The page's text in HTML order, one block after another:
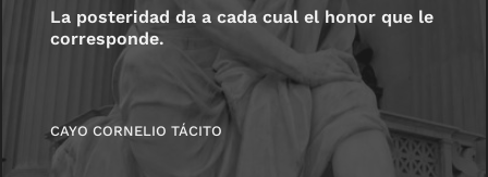
La posteridad da a cada cual el honor que le
corresponde.
CAYO CORNELIO TÁCITO